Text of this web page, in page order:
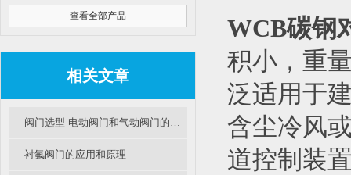
查看全部产品
相关文章
阀门选型-电动阀门和气动阀门的优缺点比较
衬氟阀门的应用和原理
WCB碳钢
积小，重
泛适用于
含尘冷风
道控制装